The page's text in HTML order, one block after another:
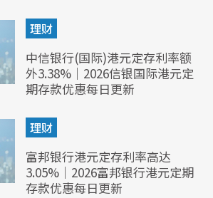
理财
中信银行(国际)港元定存利率额
外3.38%｜2026信银国际港元定
期存款优惠每日更新
理财
富邦银行港元定存利率高达
3.05%｜2026富邦银行港元定期
存款优惠每日更新